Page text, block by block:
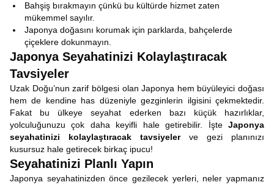
Bahşiş bırakmayın çünkü bu kültürde hizmet zaten
mükemmel sayılır.
Japonya doğasını korumak için parklarda, bahçelerde
çiçeklere dokunmayın.
Japonya Seyahatinizi Kolaylaştıracak
Tavsiyeler
Uzak Doğu’nun zarif bölgesi olan Japonya hem büyüleyici doğası
hem de kendine has düzeniyle gezginlerin ilgisini çekmektedir.
Fakat bu ülkeye seyahat ederken bazı küçük hazırlıklar,
yolculuğunuzu çok daha keyifli hale getirebilir. İşte Japonya
seyahatinizi kolaylaştıracak tavsiyelerve gezi planınızı
kusursuz hale getirecek birkaç ipucu!
Seyahatinizi Planlı Yapın
Japonya seyahatinizden önce gezilecek yerleri, neler yapmanız